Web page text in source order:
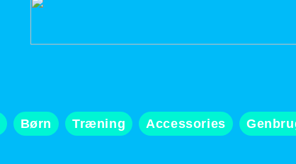
Børn Træning Accessories